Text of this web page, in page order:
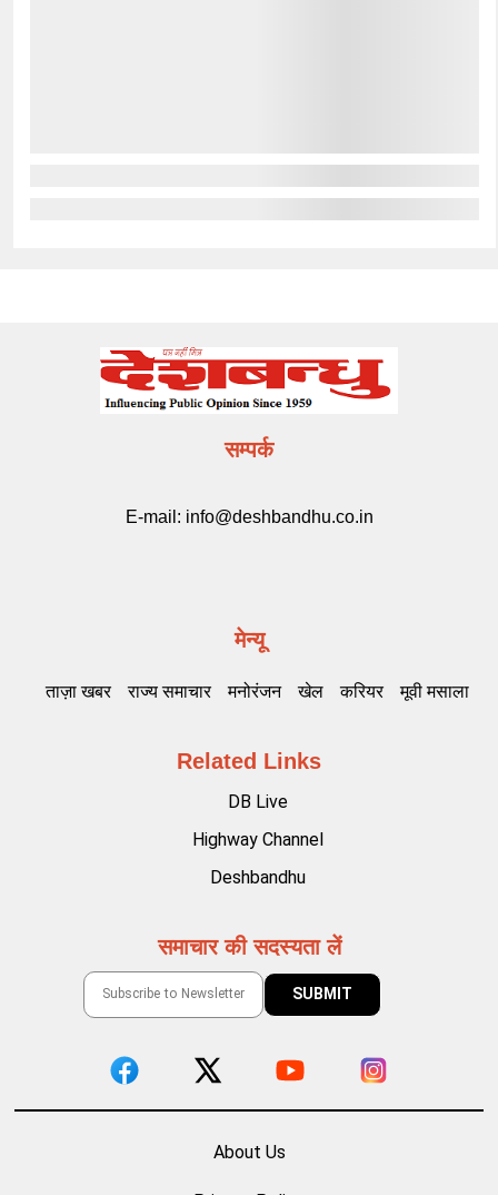
सम्पर्क
E-mail: info@deshbandhu.co.in
मेन्यू
ताज़ा खबर राज्य समाचार मनोरंजन खेल करियर मूवी मसाला
Related Links
DB Live
Highway Channel
Deshbandhu
समाचार की सदस्यता लें
About Us